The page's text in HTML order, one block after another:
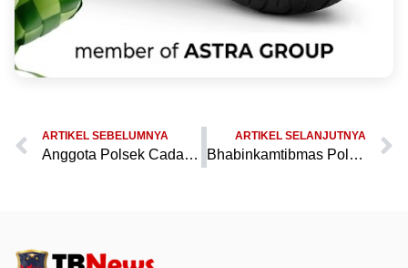
ARTIKEL SEBELUMNYA
Anggota Polsek Cadasari Melaksanakan Gatur Sore di Depan Pasar Cadasari
ARTIKEL SELANJUTNYA
Bhabinkamtibmas Polres Pandeglang bersama warga desa setempat bergotong royong membangun gapura